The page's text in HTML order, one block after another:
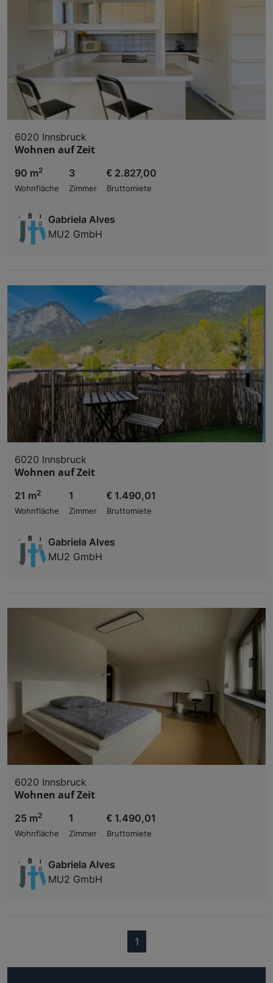
6020 Innsbruck
Wohnen auf Zeit
90 m2
Wohnfläche
3
Zimmer
€ 2.827,00
Bruttomiete
Gabriela Alves
MU2 GmbH
6020 Innsbruck
Wohnen auf Zeit
21 m2
Wohnfläche
1
Zimmer
€ 1.490,01
Bruttomiete
Gabriela Alves
MU2 GmbH
6020 Innsbruck
Wohnen auf Zeit
25 m2
Wohnfläche
1
Zimmer
€ 1.490,01
Bruttomiete
Gabriela Alves
MU2 GmbH
1(current)